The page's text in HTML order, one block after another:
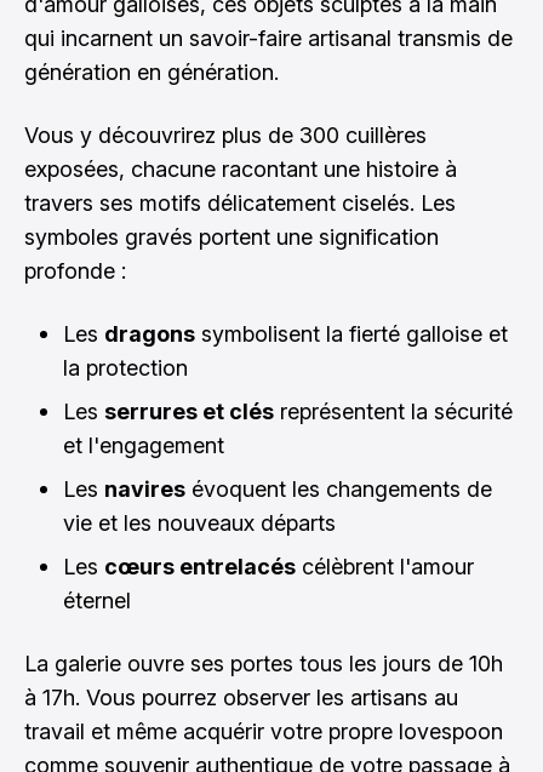
qui incarnent un savoir-faire artisanal transmis de
génération en génération.
Vous y découvrirez plus de 300 cuillères
exposées, chacune racontant une histoire à
travers ses motifs délicatement ciselés. Les
symboles gravés portent une signification
profonde :
Les dragons symbolisent la fierté galloise et
la protection
Les serrures et clés représentent la sécurité
et l'engagement
Les navires évoquent les changements de
vie et les nouveaux départs
Les cœurs entrelacés célèbrent l'amour
éternel
La galerie ouvre ses portes tous les jours de 10h
à 17h. Vous pourrez observer les artisans au
travail et même acquérir votre propre lovespoon
comme souvenir authentique de votre passage à